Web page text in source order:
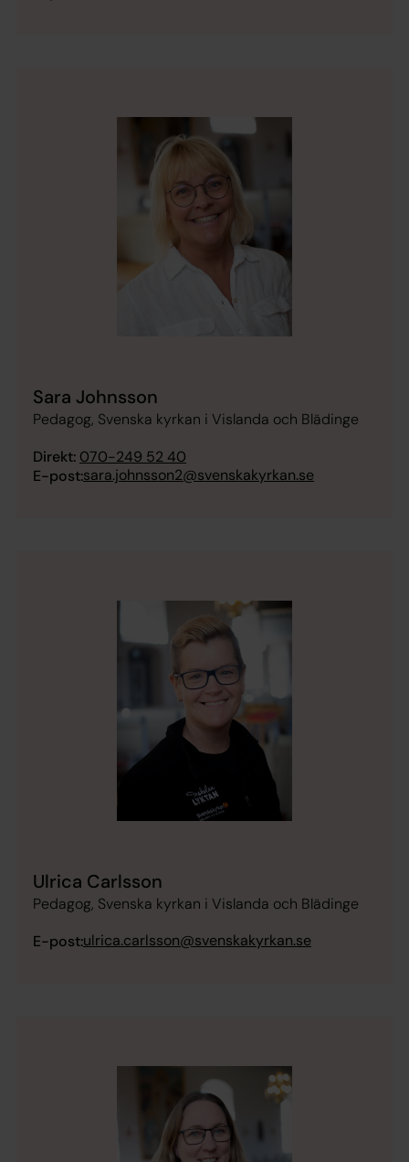
Sara Johnsson
Pedagog, Svenska kyrkan i Vislanda och Blädinge
Direkt: 070-249 52 40
E-post:sara.johnsson2@svenskakyrkan.se
Ulrica Carlsson
Pedagog, Svenska kyrkan i Vislanda och Blädinge
E-post:ulrica.carlsson@svenskakyrkan.se